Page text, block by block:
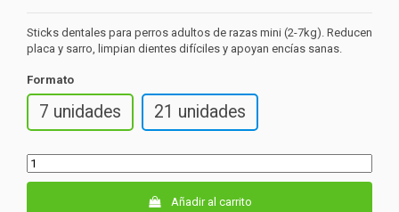
Sticks dentales para perros adultos de razas mini (2-7kg). Reducen
placa y sarro, limpian dientes difíciles y apoyan encías sanas.
Formato
7 unidades 21 unidades
Añadir al carrito